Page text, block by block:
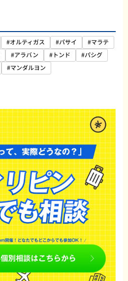
#オルティガス #パサイ
#マラテ
#アラバン #トンド
#パシグ
#マンダルヨン